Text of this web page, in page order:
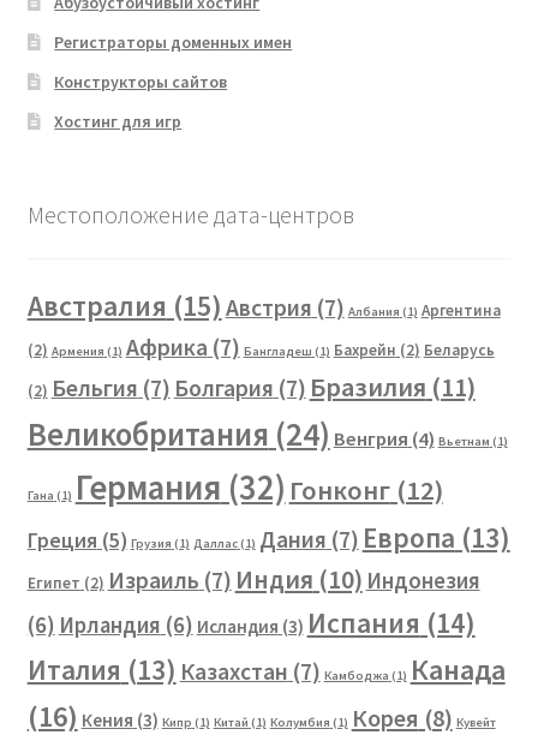
Регистраторы доменных имен
Конструкторы сайтов
Хостинг для игр
Местоположение дата-центров
Австралия (15) Австрия (7) Албания (1) Аргентина
(2) Армения (1) Африка (7) Бангладеш (1) Бахрейн (2) Беларусь
(2) Бельгия (7) Болгария (7) Бразилия (11)
Великобритания (24) Венгрия (4) Вьетнам (1)
Гана (1) Германия (32) Гонконг(12)
Греция (5) Грузия (1) Даллас(1) Дания (7) Европа (13)
Египет (2) Израиль (7) Индия (10) Индонезия
(6) Ирландия (6) Исландия (3) Испания (14)
Италия (13) Казахстан (7) Камбоджа (1) Канада
(16) Кения (3) Кипр (1) Китай (1) Колумбия (1) Корея (8) Кувейт